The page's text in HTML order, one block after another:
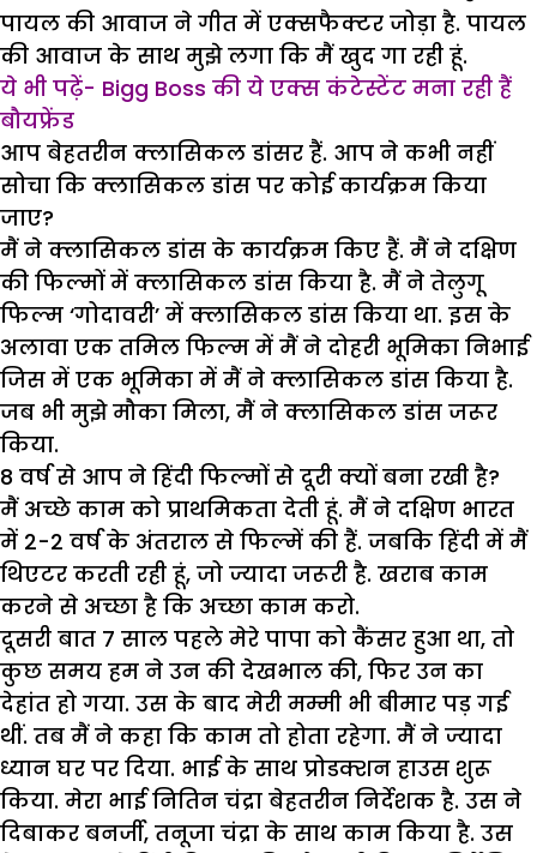
पायल की आवाज ने गीत में एक्सफैक्टर जोड़ा है. पायल
की आवाज के साथ मुझे लगा कि मैं खुद गा रही हूं.
ये भी पढ़ें- Bigg Boss की ये एक्स कंटेस्टेंट मना रही हैं
बौयफ्रेंड
आप बेहतरीन क्लासिकल डांसर हैं. आप ने कभी नहीं
सोचा कि क्लासिकल डांस पर कोई कार्यक्रम किया
जाए?
मैं ने क्लासिकल डांस के कार्यक्रम किए हैं. मैं ने दक्षिण
की फिल्मों में क्लासिकल डांस किया है. मैं ने तेलुगू
फिल्म ‘गोदावरी’ में क्लासिकल डांस किया था. इस के
अलावा एक तमिल फिल्म में मैं ने दोहरी भूमिका निभाई
जिस में एक भूमिका में मैं ने क्लासिकल डांस किया है.
जब भी मुझे मौका मिला, मैं ने क्लासिकल डांस जरूर
किया.
8 वर्ष से आप ने हिंदी फिल्मों से दूरी क्यों बना रखी है?
मैं अच्छे काम को प्राथमिकता देती हूं. मैं ने दक्षिण भारत
में 2-2 वर्ष के अंतराल से फिल्में की हैं. जबकि हिंदी में मैं
थिएटर करती रही हूं, जो ज्यादा जरूरी है. खराब काम
करने से अच्छा है कि अच्छा काम करो.
दूसरी बात 7 साल पहले मेरे पापा को कैंसर हुआ था, तो
कुछ समय हम ने उन की देखभाल की, फिर उन का
देहांत हो गया. उस के बाद मेरी मम्मी भी बीमार पड़ गई
थीं. तब मैं ने कहा कि काम तो होता रहेगा. मैं ने ज्यादा
ध्यान घर पर दिया. भाई के साथ प्रोडक्शन हाउस शुरू
किया. मेरा भाई नितिन चंद्रा बेहतरीन निर्देशक है. उस ने
दिबाकर बनर्जी, तनूजा चंद्रा के साथ काम किया है. उस